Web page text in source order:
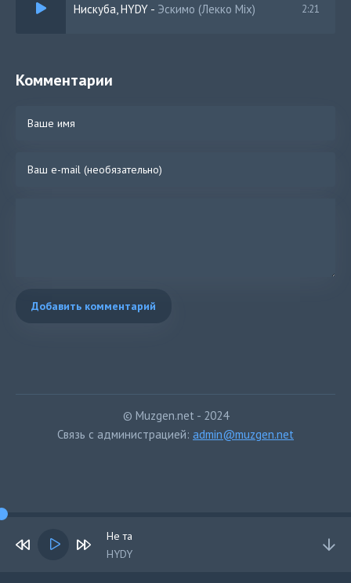
Нискуба, HYDY - Эскимо (Лекко Mix) 2:21
Комментарии
Добавить комментарий
© Muzgen.net - 2024
Связь с администрацией: admin@muzgen.net
Не та
HYDY